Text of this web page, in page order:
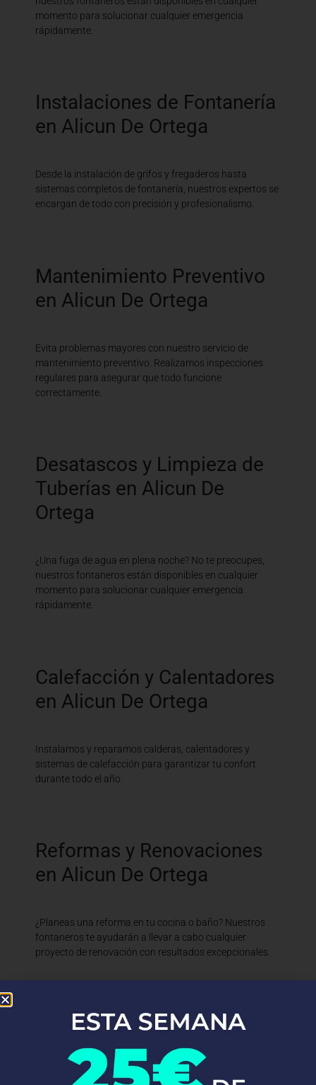
momento para solucionar cualquier emergencia
rápidamente.
Instalaciones de Fontanería
en Alicun De Ortega
Desde la instalación de grifos y fregaderos hasta
sistemas completos de fontanería, nuestros expertos se
encargan de todo con precisión y profesionalismo.
Mantenimiento Preventivo
en Alicun De Ortega
Evita problemas mayores con nuestro servicio de
mantenimiento preventivo. Realizamos inspecciones
regulares para asegurar que todo funcione
correctamente.
Desatascos y Limpieza de
Tuberías en Alicun De
Ortega
¿Una fuga de agua en plena noche? No te preocupes,
nuestros fontaneros están disponibles en cualquier
momento para solucionar cualquier emergencia
rápidamente.
Calefacción y Calentadores
en Alicun De Ortega
Instalamos y reparamos calderas, calentadores y
sistemas de calefacción para garantizar tu confort
durante todo el año.
Reformas y Renovaciones
en Alicun De Ortega
¿Planeas una reforma en tu cocina o baño? Nuestros
fontaneros te ayudarán a llevar a cabo cualquier
proyecto de renovación con resultados excepcionales.
En Fontaneros 24h Alicun De Ortega
, brindamos una completa
servicios de fontaneríapara satisfacer todas tus
necesidades. Ya sea una emergencia o un mantenimiento
rutinario, estamos disponibles para asistirte las 24 horas del día,